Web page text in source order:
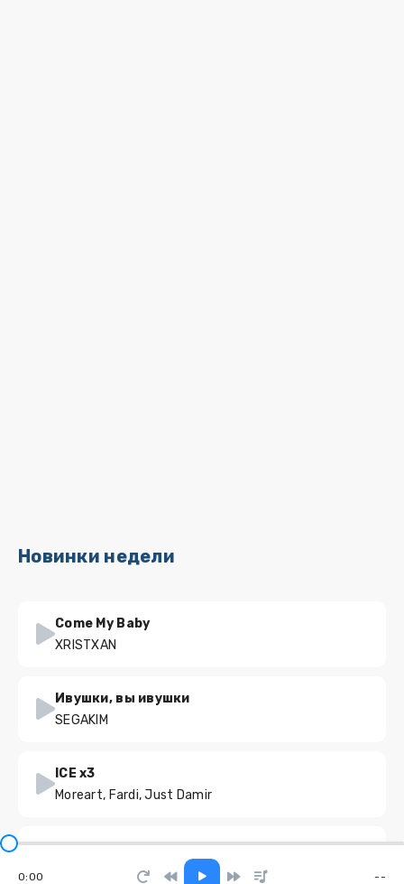
Новинки недели
Come My Baby
XRISTXAN
Ивушки, вы ивушки
SEGAKIM
ICE x3
Moreart, Fardi, Just Damir
САЛАМ САЛАМ
Moonwalkersmusic
0:00 --